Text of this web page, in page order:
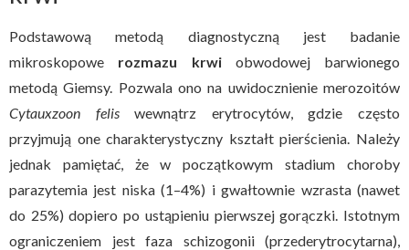
Podstawową metodą diagnostyczną jest badanie
mikroskopowe rozmazu krwiobwodowej barwionego
metodą Giemsy. Pozwala ono na uwidocznienie merozoitów
Cytauxzoon feliswewnątrz erytrocytów, gdzie często
przyjmują one charakterystyczny kształt pierścienia. Należy
jednak pamiętać, że w początkowym stadium choroby
parazytemia jest niska (1–4%) i gwałtownie wzrasta (nawet
do 25%) dopiero po ustąpieniu pierwszej gorączki. Istotnym
ograniczeniem jest faza schizogonii (przederytrocytarna),